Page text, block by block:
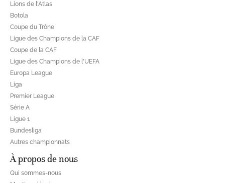
Lions de l'Atlas
Botola
Coupe du Trône
Ligue des Champions de la CAF
Coupe de la CAF
Ligue des Champions de l'UEFA
Europa League
Liga
Premier League
Série A
Ligue 1
Bundesliga
Autres championnats
À propos de nous
Qui sommes-nous